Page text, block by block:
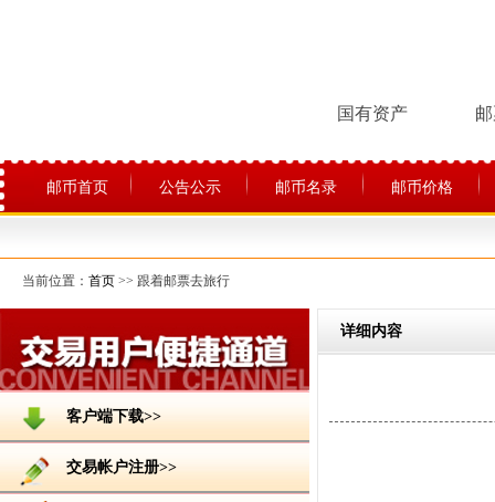
国有资产
邮币首页 公告公示 邮币名录 邮币价格
当前位置： 首页 >> 跟着邮票去旅行
客户端下载>>
交易帐户注册>>
详细内容